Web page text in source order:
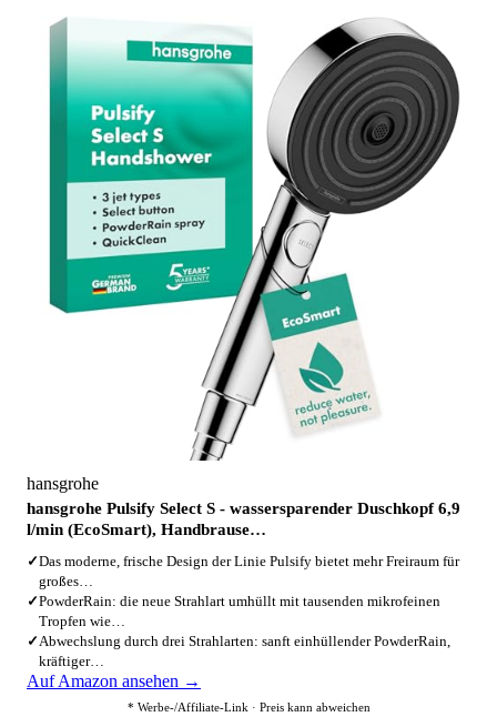
hansgrohe
hansgrohe Pulsify Select S - wassersparender Duschkopf 6,9
l/min (EcoSmart), Handbrause…
✓Das moderne, frische Design der Linie Pulsify bietet mehr Freiraum für
großes…
✓PowderRain: die neue Strahlart umhüllt mit tausenden mikrofeinen
Tropfen wie…
✓Abwechslung durch drei Strahlarten: sanft einhüllender PowderRain,
kräftiger…
Auf Amazon ansehen →
* Werbe-/Affiliate-Link · Preis kann abweichen